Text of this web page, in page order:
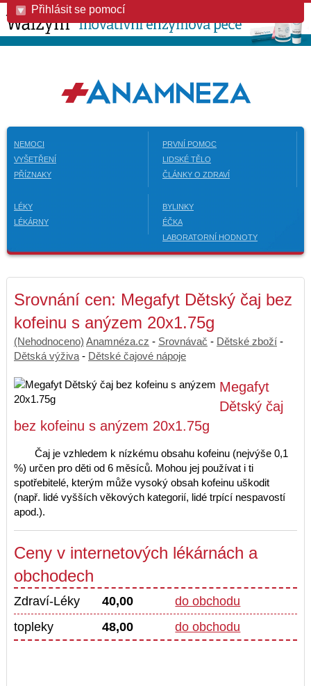
Přihlásit se pomocí
NEMOCI
VYŠETŘENÍ
PŘÍZNAKY
PRVNÍ POMOC
LIDSKÉ TĚLO
ČLÁNKY O ZDRAVÍ
LÉKY
LÉKÁRNY
BYLINKY
ÉČKA
LABORATORNÍ HODNOTY
Srovnání cen: Megafyt Dětský čaj bez
kofeinu s anýzem 20x1.75g
(Nehodnoceno) Anamnéza.cz - Srovnávač - Dětské zboží -
Dětská výživa - Dětské čajové nápoje
Megafyt
Dětský čaj
bez kofeinu s anýzem 20x1.75g
Čaj je vzhledem k nízkému obsahu kofeinu (nejvýše 0,1
%) určen pro děti od 6 měsíců. Mohou jej používat i ti
spotřebitelé, kterým může vysoký obsah kofeinu uškodit
(např. lidé vyšších věkových kategorií, lidé trpící nespavostí
apod.).
Ceny v internetových lékárnách a
obchodech
Zdraví-Léky 40,00
do obchodu
topleky
48,00 do obchodu